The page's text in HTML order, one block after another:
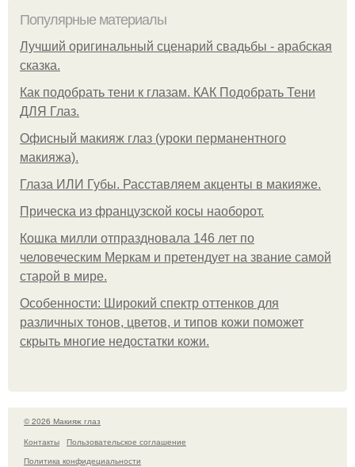
Популярные материалы
Лучший оригинальный сценарий свадьбы - арабская
сказка.
Как подобрать тени к глазам. КАК Подобрать Тени
ДЛЯ Глаз.
Офисный макияж глаз (уроки перманентного
макияжа).
Глаза ИЛИ Губы. Расставляем акценты в макияже.
Прическа из французской косы наоборот.
Кошка милли отпраздновала 146 лет по
человеческим Меркам и претендует на звание самой
старой в мире.
Особенности: Широкий спектр оттенков для
различных тонов, цветов, и типов кожи поможет
скрыть многие недостатки кожи.
© 2026 Макияж глаз
Контакты
Пользовательское соглашение
Политика конфидециальности